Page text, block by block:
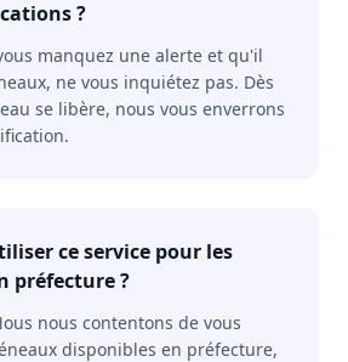
?
manquez une alerte et qu'il
ne vous inquiétez pas. Dès
se libère, nous vous enverrons
ce service pour les
préfecture ?
nous contentons de vous
disponibles en préfecture,